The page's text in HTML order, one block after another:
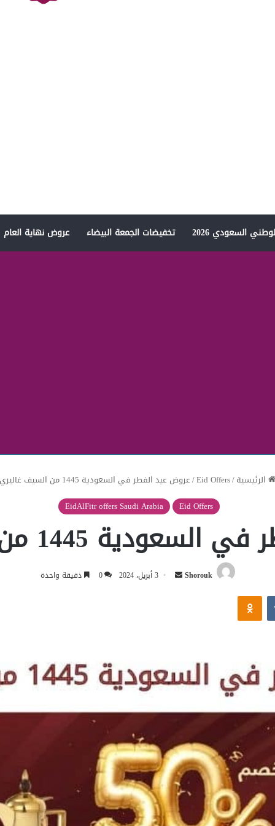
السعودي 2026 تخفيضات الجمعة البيضاء عروض نهاية العام
الرئيسية/
Eid Offers
/عروض عيد الفطر في السعودية 1445 من السيف غاليري
Eid Offers
EidAlFitr offers Saudi Arabia
1445 من السيف غاليري
Shorouk
أرسل 3 أبريل، 2024 0 دقيقة واحدة
Odnoklassniki